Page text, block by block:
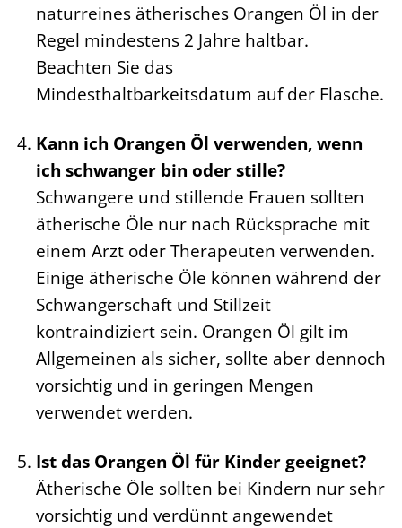
naturreines ätherisches Orangen Öl in der
Regel mindestens 2 Jahre haltbar.
Beachten Sie das
Mindesthaltbarkeitsdatum auf der Flasche.
Kann ich Orangen Öl verwenden, wenn
ich schwanger bin oder stille?
Schwangere und stillende Frauen sollten
ätherische Öle nur nach Rücksprache mit
einem Arzt oder Therapeuten verwenden.
Einige ätherische Öle können während der
Schwangerschaft und Stillzeit
kontraindiziert sein. Orangen Öl gilt im
Allgemeinen als sicher, sollte aber dennoch
vorsichtig und in geringen Mengen
verwendet werden.
Ist das Orangen Öl für Kinder geeignet?
Ätherische Öle sollten bei Kindern nur sehr
vorsichtig und verdünnt angewendet